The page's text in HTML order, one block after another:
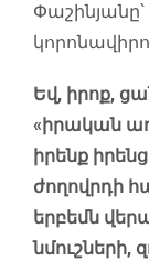
Եվ, իրոք,
«իրական
իրենք
ժողովրդի
երբեմն
նմուշների,